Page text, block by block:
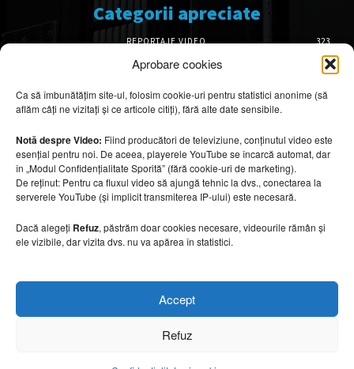
Aprobare cookies
Ca să îmbunătățim site-ul, folosim cookie-uri pentru statistici anonime (să
aflăm câți ne vizitați și ce articole citiți), fără alte date sensibile.
Notă despre Video: Fiind producători de televiziune, conținutul video este
esențial pentru noi. De aceea, playerele YouTube se încarcă automat, dar
în „Modul Confidențialitate Sporită” (fără cookie-uri de marketing).
De reținut: Pentru ca fluxul video să ajungă tehnic la dvs., conectarea la
serverele YouTube (și implicit transmiterea IP-ului) este necesară.
Dacă alegeți Refuz, păstrăm doar cookies necesare, videourile rămân și
ele vizibile, dar vizita dvs. nu va apărea în statistici.
Accept
Refuz
Categorii apreciate
REPORTAJE VIDEO
323
AMENAJĂRI INTERIOARE
126
DESIGN INTERIOR
64
ARHITECTURĂ & DESIGN
OPINII & ANALIZE
43
Articole recomandate
Secretele construirii bungalourilor
6 august 2026
Cum amenajezi curtea pentru seri de vară